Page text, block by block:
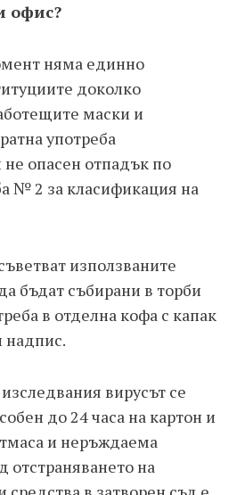
офис?
няма единно
доколко
маски и
употреба
не опасен отпадък по
№ 2 за класификация на
използваните
бъдат събирани в торби
в отделна кофа с капак
надпис.
вирусът се
до 24 часа на картон и
и неръждаема
отстраняването на